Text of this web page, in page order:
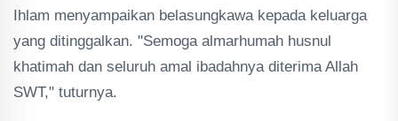
Ihlam menyampaikan belasungkawa kepada keluarga
yang ditinggalkan. "Semoga almarhumah husnul
khatimah dan seluruh amal ibadahnya diterima Allah
SWT," tuturnya.